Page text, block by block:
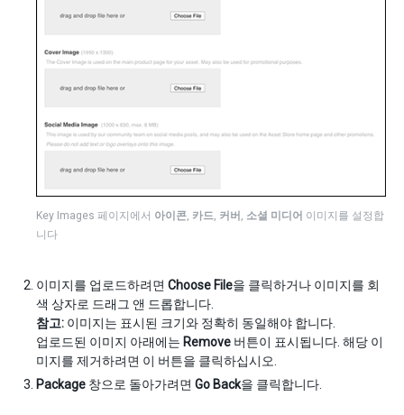
Key Images 페이지에서 아이콘, 카드, 커버 , 소셜 미디어 이미지를 설정합
니다
이미지를 업로드하려면 Choose File을 클릭하거나 이미지를 회
색 상자로 드래그 앤 드롭합니다.
참고: 이미지는 표시된 크기와 정확히 동일해야 합니다.
업로드된 이미지 아래에는 Remove 버튼이 표시됩니다. 해당 이
미지를 제거하려면 이 버튼을 클릭하십시오.
Package 창으로 돌아가려면 Go Back을 클릭합니다.